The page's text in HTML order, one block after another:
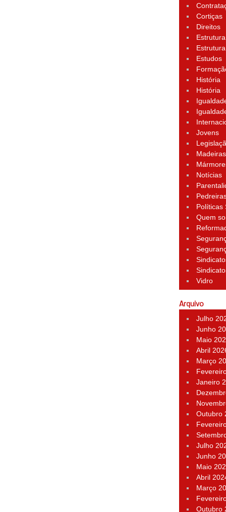
Cortiças
Direitos
Estudos
História
História
Jovens
Madeiras
Notícias
Políticas
Quem
Vidro
Arquivo
Julho
Junho
Maio
Abril
Março
Janeiro
Outubro
Julho
Junho
Maio
Abril
Março
Outubro